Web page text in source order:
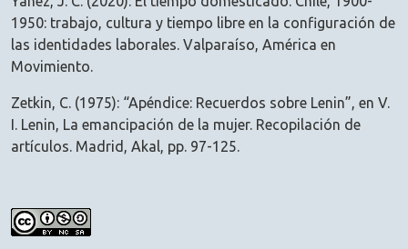
1950: trabajo, cultura y tiempo libre en la configuración de
las identidades laborales. Valparaíso, América en
Movimiento.
Zetkin, C. (1975): “Apéndice: Recuerdos sobre Lenin”, en V.
I. Lenin, La emancipación de la mujer. Recopilación de
artículos. Madrid, Akal, pp. 97-125.